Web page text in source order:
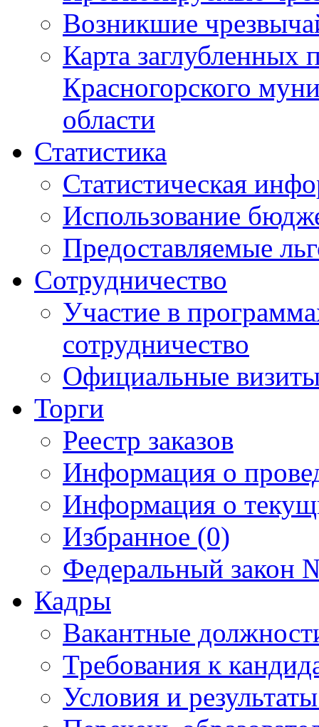
Возникшие
Карта
Красногорского
области
Статистика
Статистическая
Использование
Предоставляемые
Сотрудничество
Участие в
сотрудничество
Официальные
Торги
Реестр заказов
Информация о
Информация о
Избранное (0)
Федеральный закон
Кадры
Вакантные
Требования к
Условия и